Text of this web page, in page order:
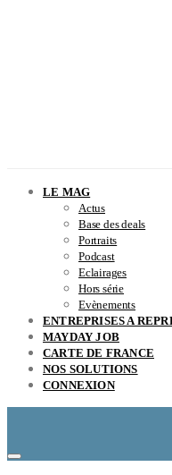
LE MAG
Actus
Base des deals
Portraits
Podcast
Eclairages
Hors série
Evènements
ENTREPRISES A
MAYDAY JOB
CARTE DE FRANCE
NOS SOLUTIONS
CONNEXION